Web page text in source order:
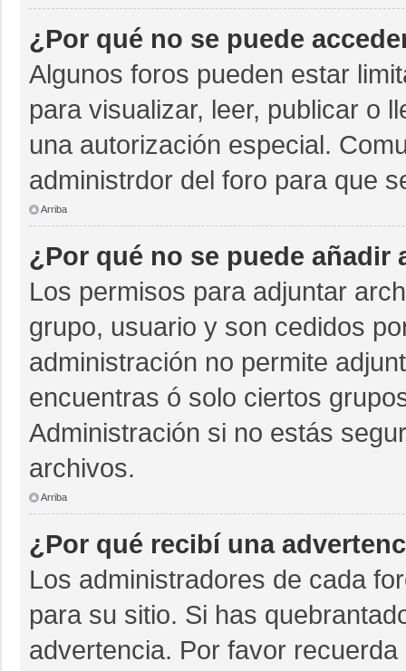
¿Por qué no se puede
Algunos foros pueden estar
para visualizar, leer, publicar o
una autorización especial.
administrdor del foro para que
Arriba
¿Por qué no se puede
Los permisos para adjuntar
grupo, usuario y son cedidos
administración no permite
encuentras ó solo ciertos
Administración si no estás
archivos.
Arriba
¿Por qué recibí una
Los administradores de cada
para su sitio. Si has
advertencia. Por favor